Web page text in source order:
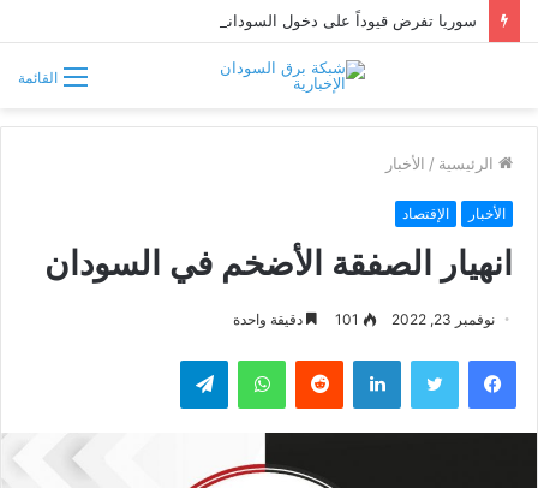
القائمة
الرئيسية / الأخبار
الأخبار الإقتصاد
انهيار الصفقة الأضخم في السودان
نوفمبر 23, 2022 101 دقيقة واحدة
فيسبوك تويتر لينكدإن واتساب تيلقرام